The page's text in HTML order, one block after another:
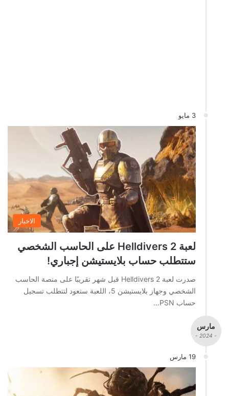
3 مايو
الاخبار
لعبة Helldivers 2 على الحاسب الشخصي
ستتطلب حساب بلايستيشن إجباري!
صدرت لعبة Helldivers 2 قبل شهر تقريبًا على منصة الحاسب
الشخصي وجهاز بلايستيشن 5، اللعبة ستعود لتتطلب تسجيل
حساب PSN…
مارس
- 2024 -
19 مارس